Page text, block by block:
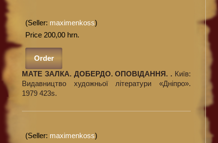
(Seller: maximenkoss)
Price 200,00 hrn.
Order
МАТЕ ЗАЛКА. ДОБЕРДО. ОПОВІДАННЯ. . Київ:
Видавництво художньої літератури «Дніпро».
1979 423s.
(Seller: maximenkoss)